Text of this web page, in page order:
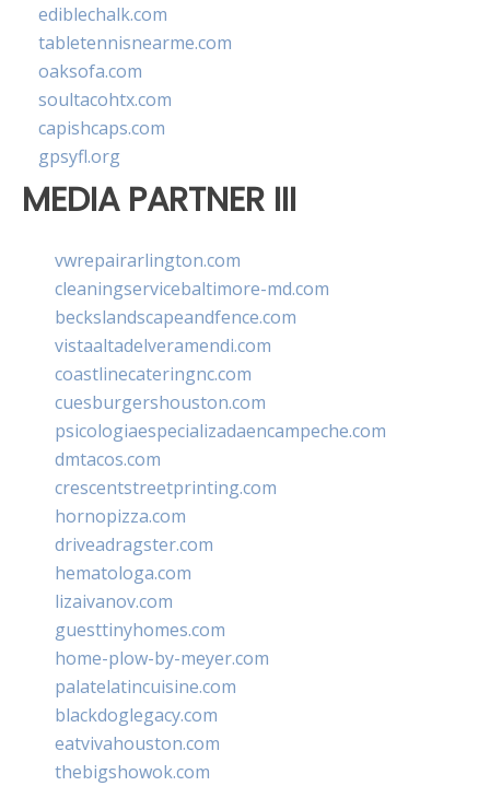
ediblechalk.com
tabletennisnearme.com
oaksofa.com
soultacohtx.com
capishcaps.com
gpsyfl.org
MEDIA PARTNER III
vwrepairarlington.com
cleaningservicebaltimore-md.com
beckslandscapeandfence.com
vistaaltadelveramendi.com
coastlinecateringnc.com
cuesburgershouston.com
psicologiaespecializadaencampeche.com
dmtacos.com
crescentstreetprinting.com
hornopizza.com
driveadragster.com
hematologa.com
lizaivanov.com
guesttinyhomes.com
home-plow-by-meyer.com
palatelatincuisine.com
blackdoglegacy.com
eatvivahouston.com
thebigshowok.com